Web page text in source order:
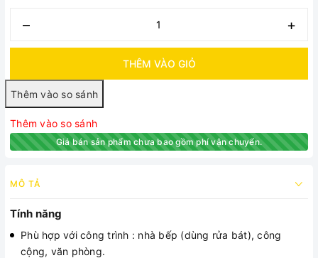
– +
THÊM VÀO GIỎ
Thêm vào so sánh
Giá bán sản phẩm chưa bao gồm phí vận chuyển.
MÔ TẢ
Tính năng
Phù hợp với công trình : nhà bếp (dùng rửa bát), công
cộng, văn phòng.